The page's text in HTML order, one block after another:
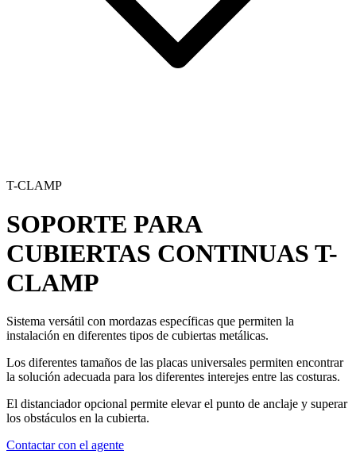
T-CLAMP
SOPORTE PARA
CUBIERTAS CONTINUAS T-
CLAMP
Sistema versátil con mordazas específicas que permiten la
instalación en diferentes tipos de cubiertas metálicas.
Los diferentes tamaños de las placas universales permiten encontrar
la solución adecuada para los diferentes interejes entre las costuras.
El distanciador opcional permite elevar el punto de anclaje y superar
los obstáculos en la cubierta.
Contactar con el agente